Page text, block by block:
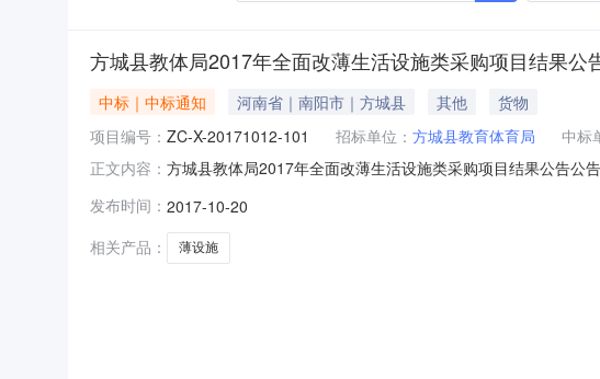
方城县教体局2017年全面改薄生活设施类采购项目结果公
中标｜中标通知 河南省｜南阳市｜方城县 其他
货物
项目编号： ZC-X-20171012-101 招标单位： 方城县教育体育局 中标
正文内容： 方城县教体局2017年全面改薄生活设施类采购项目结果公告公
目联系人张先生项目联系电话/采购单位方城县教育体育局采购
构
发布时间： 2017-10-20
相关产品：
薄设施